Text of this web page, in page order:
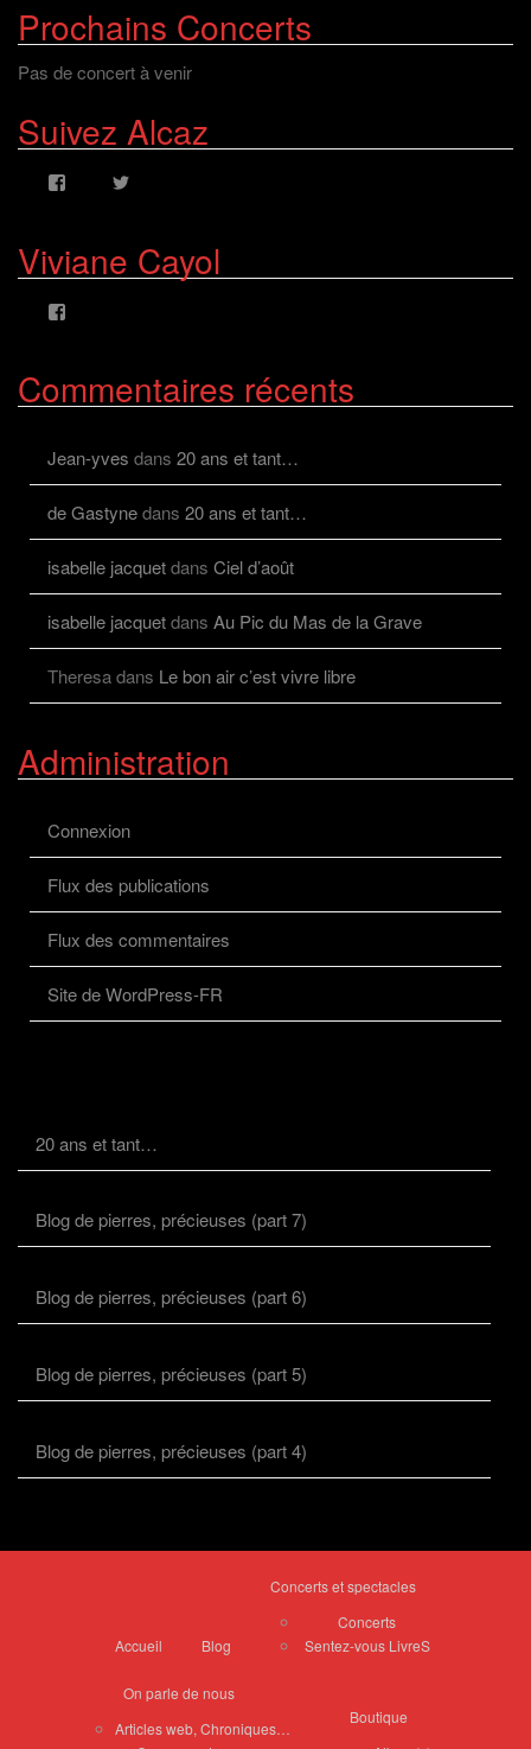
Prochains Concerts
Pas de concert à venir
Suivez Alcaz
AlcazFR
sur
Voir
alcazfr
sur
Viviane Cayol
viviane.cayolalcaz
sur
Commentaires récents
Jean-yves dans 20 ans et tant…
de Gastynedans 20 ans et tant…
isabelle jacquetdans Ciel d’août
isabelle jacquetdans Au Pic du Mas de la Grave
Theresadans Le bon air c’est vivre libre
Administration
Connexion
Flux des publications
Flux des commentaires
Site de WordPress-FR
20 ans et tant…
Blog de pierres, précieuses (part 7)
Blog de pierres, précieuses (part 6)
Blog de pierres, précieuses (part 5)
Blog de pierres, précieuses (part 4)
Accueil Blog
Concerts et spectacles
Concerts
Sentez-vous LivreS
On parle de nous
Articles web, Chroniques…
Boutique